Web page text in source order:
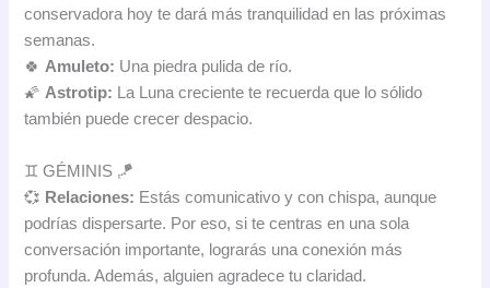
conservadora hoy te dará más tranquilidad en las próximas
semanas.
🍀Amuleto: Una piedra pulida de río.
🌠Astrotip: La Luna creciente te recuerda que lo sólido
también puede crecer despacio.
♊ GÉMINIS 🪁
💞 Relaciones: Estás comunicativo y con chispa, aunque
podrías dispersarte. Por eso, si te centras en una sola
conversación importante, lograrás una conexión más
profunda. Además, alguien agradece tu claridad.